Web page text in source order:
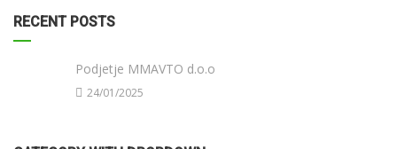
RECENT POSTS
Podjetje MMAVTO d.o.o
24/01/2025